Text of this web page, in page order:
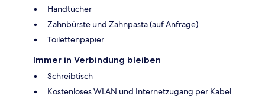
Handtücher
Zahnbürste und Zahnpasta (auf Anfrage)
Toilettenpapier
Immer in Verbindung bleiben
Schreibtisch
Kostenloses WLAN und Internetzugang per Kabel